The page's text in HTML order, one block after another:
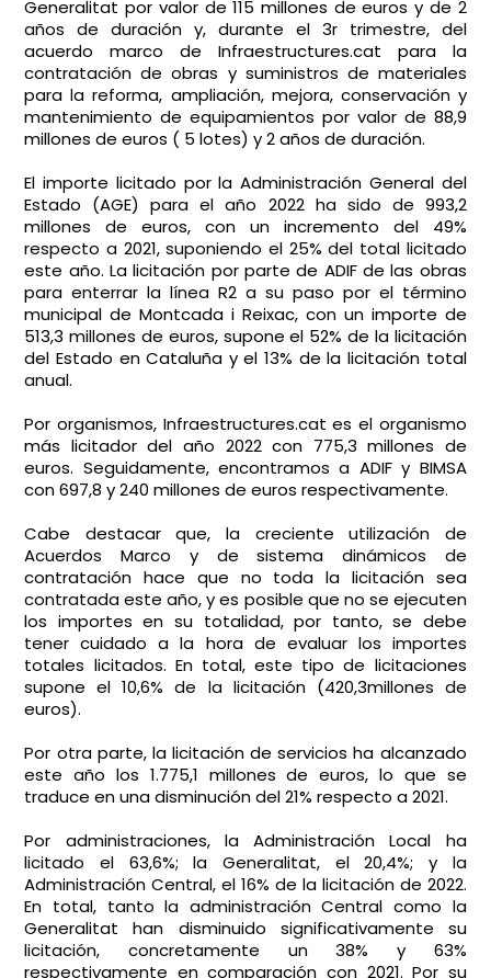
Generalitat por valor de 115 millones de euros y de 2
años de duración y, durante el 3r trimestre, del
acuerdo marco de Infraestructures.cat para la
contratación de obras y suministros de materiales
para la reforma, ampliación, mejora, conservación y
mantenimiento de equipamientos por valor de 88,9
millones de euros ( 5 lotes) y 2 años de duración.
El importe licitado por la Administración General del
Estado (AGE) para el año 2022 ha sido de 993,2
millones de euros, con un incremento del 49%
respecto a 2021, suponiendo el 25% del total licitado
este año. La licitación por parte de ADIF de las obras
para enterrar la línea R2 a su paso por el término
municipal de Montcada i Reixac, con un importe de
513,3 millones de euros, supone el 52% de la licitación
del Estado en Cataluña y el 13% de la licitación total
anual.
Por organismos, Infraestructures.cat es el organismo
más licitador del año 2022 con 775,3 millones de
euros. Seguidamente, encontramos a ADIF y BIMSA
con 697,8 y 240 millones de euros respectivamente.
Cabe destacar que, la creciente utilización de
Acuerdos Marco y de sistema dinámicos de
contratación hace que no toda la licitación sea
contratada este año, y es posible que no se ejecuten
los importes en su totalidad, por tanto, se debe
tener cuidado a la hora de evaluar los importes
totales licitados. En total, este tipo de licitaciones
supone el 10,6% de la licitación (420,3millones de
euros).
Por otra parte, la licitación de servicios ha alcanzado
este año los 1.775,1 millones de euros, lo que se
traduce en una disminución del 21% respecto a 2021.
Por administraciones, la Administración Local ha
licitado el 63,6%; la Generalitat, el 20,4%; y la
Administración Central, el 16% de la licitación de 2022.
En total, tanto la administración Central como la
Generalitat han disminuido significativamente su
licitación, concretamente un 38% y 63%
respectivamente en comparación con 2021. Por su